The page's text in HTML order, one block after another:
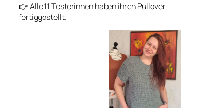
👉 Alle 11 Testerinnen haben ihren Pullover
fertiggestellt.